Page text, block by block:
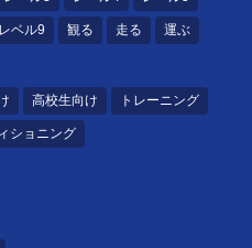
レベル9 観る 走る 運ぶ
高校生向け トレーニング
ショニング